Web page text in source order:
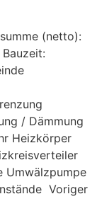
(netto):
/ Dämmung
Heizkörper
Umwälzpumpe
Voriger